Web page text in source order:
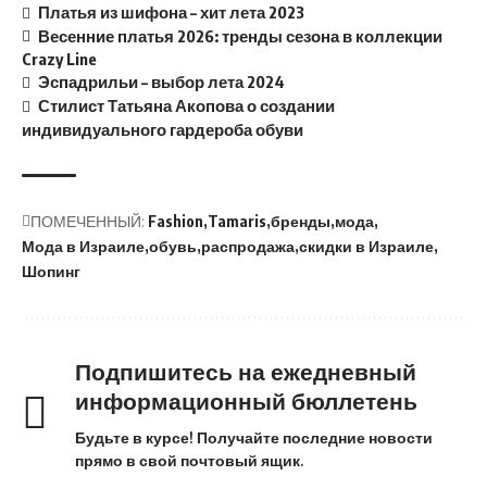
Платья из шифона – хит лета 2023
Весенние платья 2026: тренды сезона в коллекции
Crazy Line
Эспадрильи – выбор лета 2024
Стилист Татьяна Акопова о создании
индивидуального гардероба обуви
ПОМЕЧЕННЫЙ: Fashion Tamaris бренды мода
Мода в Израиле обувь распродажа скидки в Израиле
Шопинг
Подпишитесь на ежедневный
информационный бюллетень
Будьте в курсе! Получайте последние новости
прямо в свой почтовый ящик.